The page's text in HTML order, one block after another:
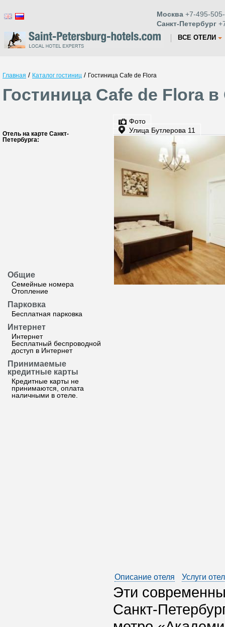
Москва +7-495-
Санкт-Петербург
ВСЕ ОТЕЛИ
Главная / Каталог гостиниц / Гостиница Cafe de Flora
Гостиница Cafe de Flora
Отель на карте Санкт-
Петербурга:
Общие
Семейные номера
Отопление
Парковка
Бесплатная парковка
Интернет
Интернет
Бесплатный беспроводной
доступ в Интернет
Принимаемые
кредитные карты
Кредитные карты не
принимаются, оплата
наличными в отеле.
Фото
Улица Бутлерова 11
Описание отеля Услуги
Эти
Санкт-